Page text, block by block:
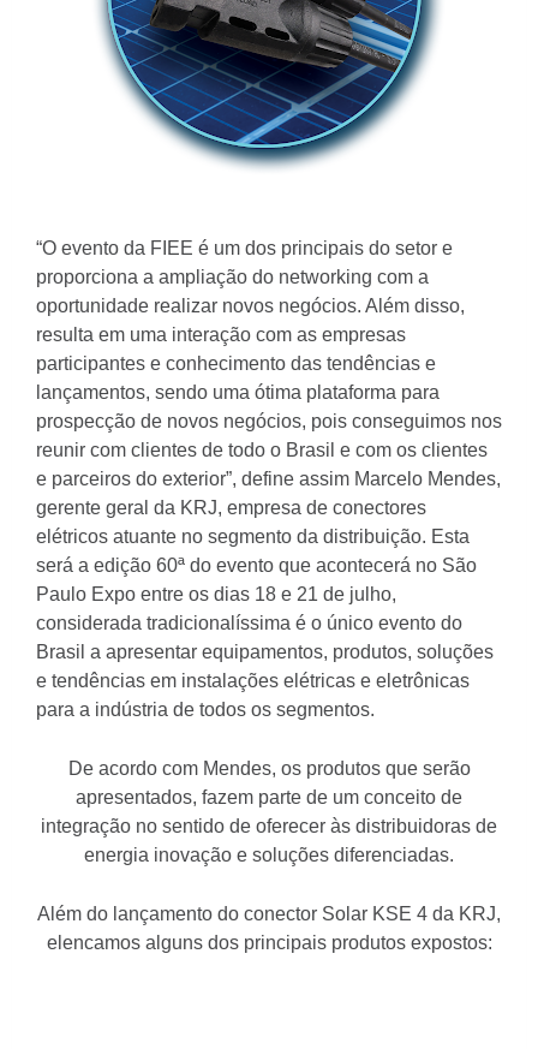
“O evento da FIEE é um dos principais do setor e
proporciona a ampliação do networking com a
oportunidade realizar novos negócios. Além disso,
resulta em uma interação com as empresas
participantes e conhecimento das tendências e
lançamentos, sendo uma ótima plataforma para
prospecção de novos negócios, pois conseguimos nos
reunir com clientes de todo o Brasil e com os clientes
e parceiros do exterior”, define assim Marcelo Mendes,
gerente geral da KRJ, empresa de conectores
elétricos atuante no segmento da distribuição. Esta
será a edição 60ª do evento que acontecerá no São
Paulo Expo entre os dias 18 e 21 de julho,
considerada tradicionalíssima é o único evento do
Brasil a apresentar equipamentos, produtos, soluções
e tendências em instalações elétricas e eletrônicas
para a indústria de todos os segmentos.
De acordo com Mendes, os produtos que serão
apresentados, fazem parte de um conceito de
integração no sentido de oferecer às distribuidoras de
energia inovação e soluções diferenciadas.
Além do lançamento do conector Solar KSE 4 da KRJ,
elencamos alguns dos principais produtos expostos: